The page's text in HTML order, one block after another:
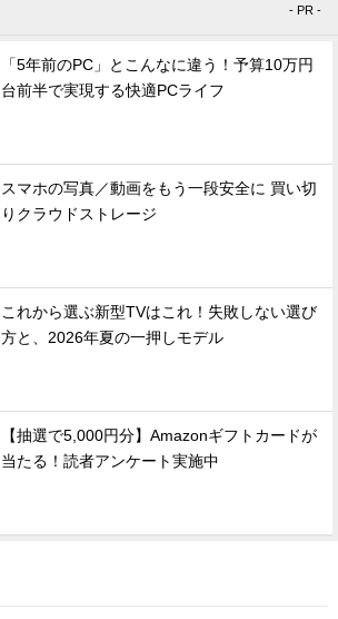
- PR -
「5年前のPC」とこんなに違う！予算10万円
台前半で実現する快適PCライフ
スマホの写真／動画をもう一段安全に 買い切
りクラウドストレージ
これから選ぶ新型TVはこれ！失敗しない選び
方と、2026年夏の一押しモデル
【抽選で5,000円分】Amazonギフトカードが
当たる！読者アンケート実施中